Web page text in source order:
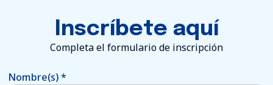
Inscríbete aquí
Completa el formulario de inscripción
Nombre(s)*